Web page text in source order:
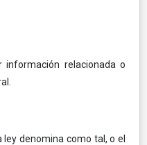
información relacionada o
ley denomina como tal, o el